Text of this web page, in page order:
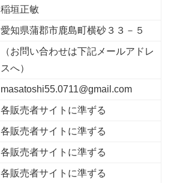
稲垣正敏
愛知県蒲郡市鹿島町横砂３３－５
（お問い合わせは下記メールアドレ
スへ）
masatoshi55.0711@gmail.com
各販売者サイトに準ずる
各販売者サイトに準ずる
各販売者サイトに準ずる
各販売者サイトに準ずる